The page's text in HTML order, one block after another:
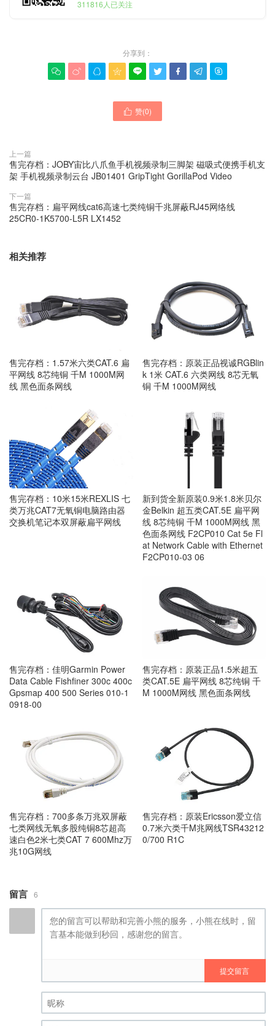
311816人已关注
分享到：
        
 赞(0)
上一篇
售完存档：JOBY宙比八爪鱼手机视频录制三脚架 磁吸式便携手机支
架 手机视频录制云台 JB01401 GripTight GorillaPod Video
下一篇
售完存档：扁平网线cat6高速七类纯铜千兆屏蔽RJ45网络线
25CR0-1K5700-L5R LX1452
相关推荐
售完存档：1.57米六类CAT.6 扁
平网线 8芯纯铜 千M 1000M网
线 黑色面条网线
售完存档：原装正品视诚RGBlin
k 1米 CAT.6 六类网线 8芯无氧
铜 千M 1000M网线
售完存档：10米15米REXLIS 七
类万兆CAT7无氧铜电脑路由器
交换机笔记本双屏蔽扁平网线
新到货全新原装0.9米1.8米贝尔
金Belkin 超五类CAT.5E 扁平网
线 8芯纯铜 千M 1000M网线 黑
色面条网线 F2CP010 Cat 5e Fl
at Network Cable with Ethernet
F2CP010-03 06
售完存档：佳明Garmin Power
Data Cable Fishfiner 300c 400c
Gpsmap 400 500 Series 010-1
0918-00
售完存档：原装正品1.5米超五
类CAT.5E 扁平网线 8芯纯铜 千
M 1000M网线 黑色面条网线
售完存档：700多条万兆双屏蔽
七类网线无氧多股纯铜8芯超高
速白色2米七类CAT 7 600Mhz万
兆10G网线
售完存档：原装Ericsson爱立信
0.7米六类千M兆网线TSR43212
0/700 R1C
留言 6
提交留言
昵称 (必填)